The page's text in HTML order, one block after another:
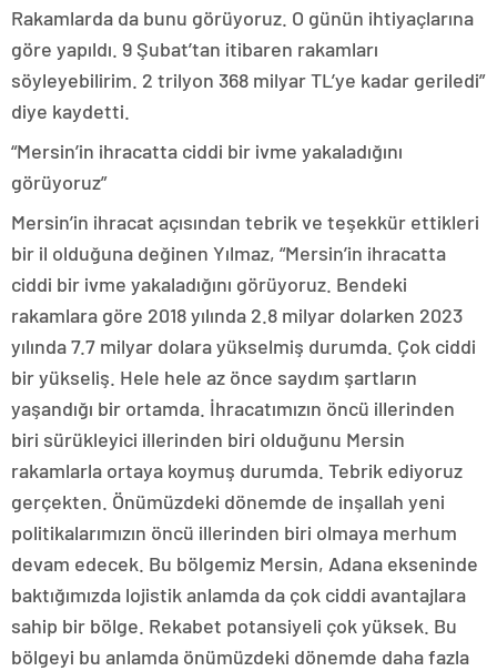
Rakamlarda da bunu görüyoruz. O günün ihtiyaçlarına
göre yapıldı. 9 Şubat’tan itibaren rakamları
söyleyebilirim. 2 trilyon 368 milyar TL’ye kadar geriledi”
diye kaydetti.
“Mersin’in ihracatta ciddi bir ivme yakaladığını
görüyoruz”
Mersin’in ihracat açısından tebrik ve teşekkür ettikleri
bir il olduğuna değinen Yılmaz, “Mersin’in ihracatta
ciddi bir ivme yakaladığını görüyoruz. Bendeki
rakamlara göre 2018 yılında 2.8 milyar dolarken 2023
yılında 7.7 milyar dolara yükselmiş durumda. Çok ciddi
bir yükseliş. Hele hele az önce saydım şartların
yaşandığı bir ortamda. İhracatımızın öncü illerinden
biri sürükleyici illerinden biri olduğunu Mersin
rakamlarla ortaya koymuş durumda. Tebrik ediyoruz
gerçekten. Önümüzdeki dönemde de inşallah yeni
politikalarımızın öncü illerinden biri olmaya merhum
devam edecek. Bu bölgemiz Mersin, Adana ekseninde
baktığımızda lojistik anlamda da çok ciddi avantajlara
sahip bir bölge. Rekabet potansiyeli çok yüksek. Bu
bölgeyi bu anlamda önümüzdeki dönemde daha fazla